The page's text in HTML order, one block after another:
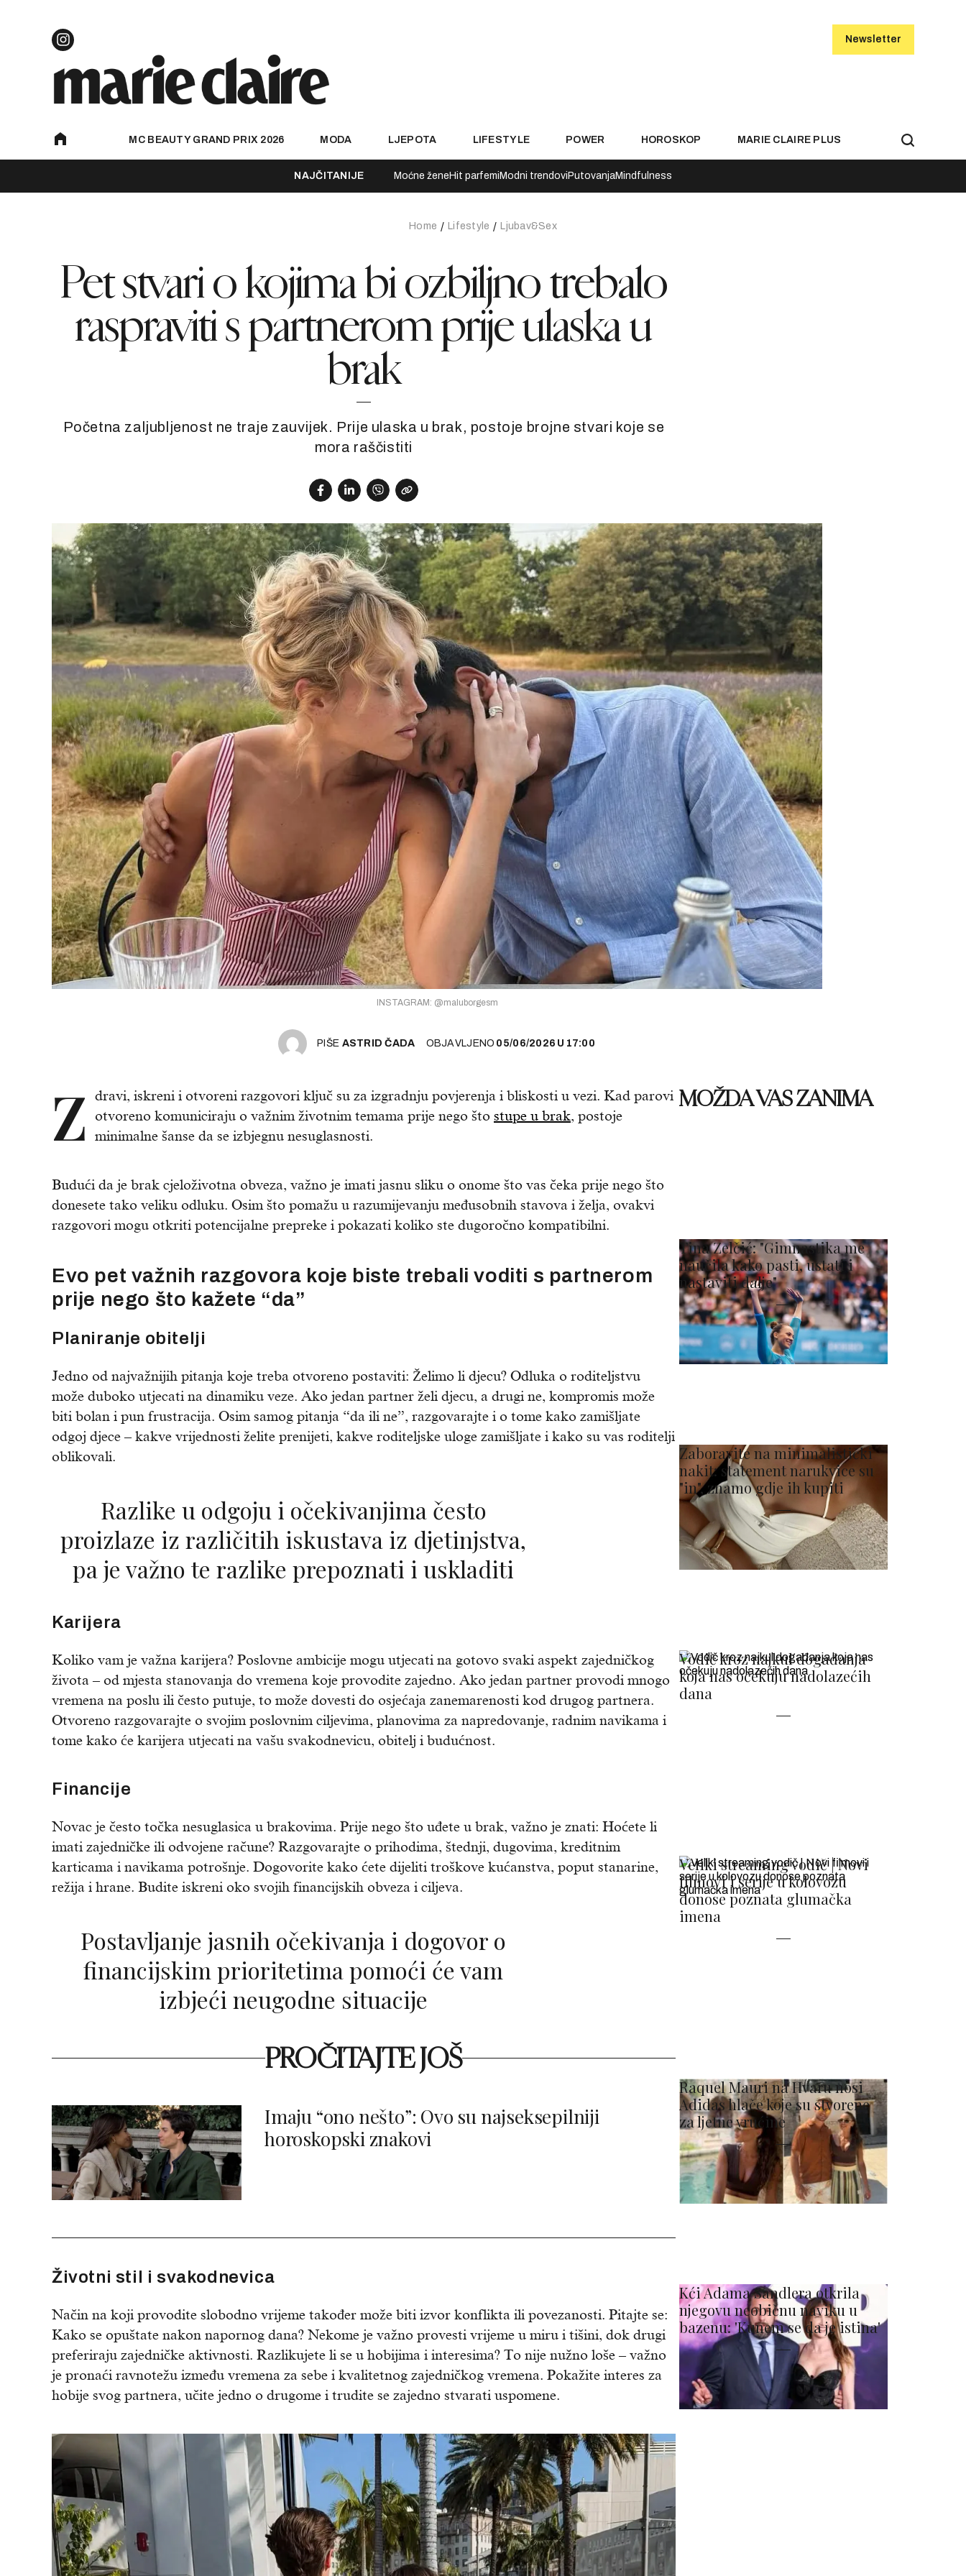
Newsletter
MC BEAUTY GRAND PRIX 2026 MODA LJEPOTA LIFESTYLE POWER HOROSKOP MARIE CLAIRE PLUS
NAJČITANIJE Moćne žene Hit parfemi Modni trendovi PutovanjaMindfulness
Home Lifestyle Ljubav&Sex
Pet stvari o kojima bi ozbiljno trebalo
raspraviti s partnerom prije ulaska u
brak
Početna zaljubljenost ne traje zauvijek. Prije ulaska u brak, postoje brojne stvari koje se
mora raščistiti
INSTAGRAM: @maluborgesm
PIŠE ASTRID ČADA OBJAVLJENO 05/06/2026 U 17:00
Z
dravi, iskreni i otvoreni razgovori ključ su za izgradnju povjerenja i bliskosti u vezi. Kad parovi
otvoreno komuniciraju o važnim životnim temama prije nego što stupe u brak, postoje
minimalne šanse da se izbjegnu nesuglasnosti.
Budući da je brak cjeloživotna obveza, važno je imati jasnu sliku o onome što vas čeka prije nego što
donesete tako veliku odluku. Osim što pomažu u razumijevanju međusobnih stavova i želja, ovakvi
razgovori mogu otkriti potencijalne prepreke i pokazati koliko ste dugoročno kompatibilni.
Evo pet važnih razgovora koje biste trebali voditi s partnerom
prije nego što kažete “da”
Planiranje obitelji
Jedno od najvažnijih pitanja koje treba otvoreno postaviti: Želimo li djecu? Odluka o roditeljstvu
može duboko utjecati na dinamiku veze. Ako jedan partner želi djecu, a drugi ne, kompromis može
biti bolan i pun frustracija. Osim samog pitanja “da ili ne”, razgovarajte i o tome kako zamišljate
odgoj djece – kakve vrijednosti želite prenijeti, kakve roditeljske uloge zamišljate i kako su vas roditelji
oblikovali.
Razlike u odgoju i očekivanjima često
proizlaze iz različitih iskustava iz djetinjstva,
pa je važno te razlike prepoznati i uskladiti
Karijera
Koliko vam je važna karijera? Poslovne ambicije mogu utjecati na gotovo svaki aspekt zajedničkog
života – od mjesta stanovanja do vremena koje provodite zajedno. Ako jedan partner provodi mnogo
vremena na poslu ili često putuje, to može dovesti do osjećaja zanemarenosti kod drugog partnera.
Otvoreno razgovarajte o svojim poslovnim ciljevima, planovima za napredovanje, radnim navikama i
tome kako će karijera utjecati na vašu svakodnevicu, obitelj i budućnost.
Financije
Novac je često točka nesuglasica u brakovima. Prije nego što uđete u brak, važno je znati: Hoćete li
imati zajedničke ili odvojene račune? Razgovarajte o prihodima, štednji, dugovima, kreditnim
karticama i navikama potrošnje. Dogovorite kako ćete dijeliti troškove kućanstva, poput stanarine,
režija i hrane. Budite iskreni oko svojih financijskih obveza i ciljeva.
Postavljanje jasnih očekivanja i dogovor o
financijskim prioritetima pomoći će vam
izbjeći neugodne situacije
PROČITAJTE JOŠ
Imaju “ono nešto”: Ovo su najseksepilniji
horoskopski znakovi
Životni stil i svakodnevica
Način na koji provodite slobodno vrijeme također može biti izvor konflikta ili povezanosti. Pitajte se:
Kako se opuštate nakon napornog dana? Nekome je važno provesti vrijeme u miru i tišini, dok drugi
preferiraju zajedničke aktivnosti. Razlikujete li se u hobijima i interesima? To nije nužno loše – važno
je pronaći ravnotežu između vremena za sebe i kvalitetnog zajedničkog vremena. Pokažite interes za
hobije svog partnera, učite jedno o drugome i trudite se zajedno stvarati uspomene.
MOŽDA VAS ZANIMA
Tina Zelčić: "Gimnastika me
naučila kako pasti, ustati i
nastaviti dalje"
Zaboravite na minimalistički
nakit: statement narukvice su
"in", znamo gdje ih kupiti
Vodič kroz najkul događanja
koja nas očekuju nadolazećih
dana
Veliki streaming vodič | Novi
filmovi i serije u kolovozu
donose poznata glumačka
imena
Raquel Mauri na Hvaru nosi
Adidas hlače koje su stvorene
za ljetne vrućine
Kći Adama Sandlera otkrila
njegovu neobičnu naviku u
bazenu: 'Kunem se da je istina'